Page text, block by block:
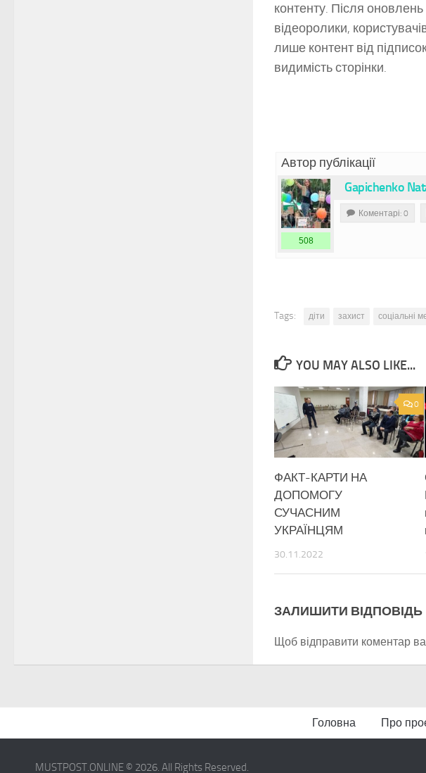
контенту. Після
відеоролики,
лише контент від
видимість сторінки.
Автор публікації
Gapichenko
508
Коментарі: 0
Tags: діти захист соціальні
YOU MAY ALSO LIKE...
0
ФАКТ-КАРТИ НА
ДОПОМОГУ
СУЧАСНИМ
УКРАЇНЦЯМ
30.11.2022
ЗАЛИШИТИ ВІДПОВІДЬ
Щоб відправити коментар
Головна Про
MUSTPOST.ONLINE © 2026. All Rights Reserved.